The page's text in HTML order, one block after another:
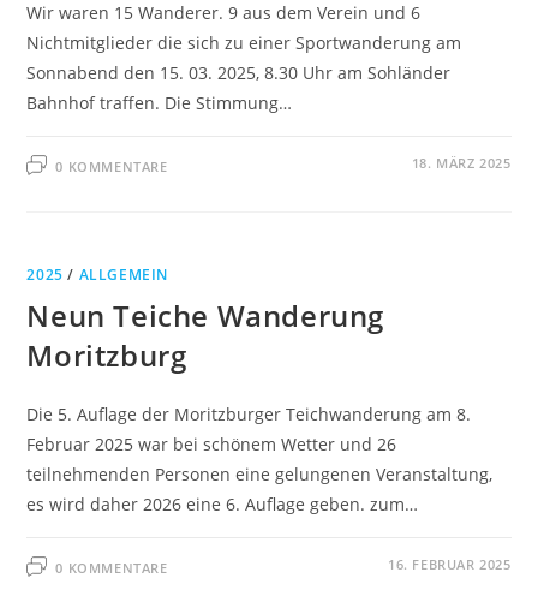
Wir waren 15 Wanderer. 9 aus dem Verein und 6
Nichtmitglieder die sich zu einer Sportwanderung am
Sonnabend den 15. 03. 2025, 8.30 Uhr am Sohländer
Bahnhof traffen. Die Stimmung…
0 KOMMENTARE 18. MÄRZ 2025
2025 / ALLGEMEIN
Neun Teiche Wanderung
Moritzburg
Die 5. Auflage der Moritzburger Teichwanderung am 8.
Februar 2025 war bei schönem Wetter und 26
teilnehmenden Personen eine gelungenen Veranstaltung,
es wird daher 2026 eine 6. Auflage geben. zum…
0 KOMMENTARE 16. FEBRUAR 2025